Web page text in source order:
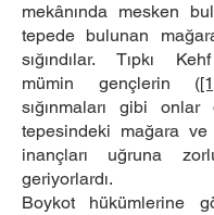
mekânında mesken
tepede bulunan
sığındılar. Tıpkı
mümin gençlerin (
sığınmaları gibi
tepesindeki mağara
inançları uğruna
geriyorlardı.
Boykot hükümlerine